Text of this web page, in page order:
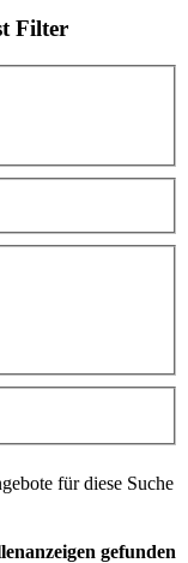
Filter
für diese Suche
gefunden